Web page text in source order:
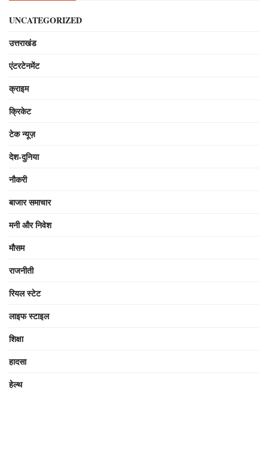
UNCATEGORIZED
उत्तराखंड
एंटरटेनमेंट
क्राइम
क्रिकेट
टेक न्यूज़
देश-दुनिया
नौकरी
बाजार समाचार
मनी और निवेश
मौसम
राजनीती
रियल स्टेट
लाइफ स्टाइल
शिक्षा
हादसा
हेल्थ